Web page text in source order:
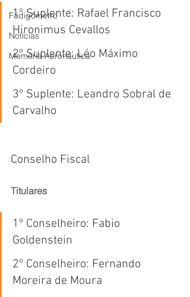
Fadigômetro
Notícias
Memória Aeronáutica
1º Suplente: Rafael Francisco
Hironimus Cevallos
2º Suplente: Léo Máximo
Cordeiro
3º Suplente: Leandro Sobral de
Carvalho
Conselho Fiscal
Titulares
1 º Conselheiro: Fabio
Goldenstein
2º Conselheiro: Fernando
Moreira de Moura